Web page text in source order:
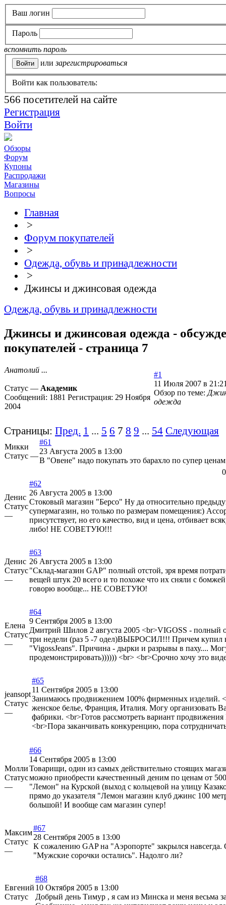
Ваш логин
Пароль
вспомнить пароль
или зарегистрироваться
Войти как пользователь:
566 посетителей на сайте
Регистрация
Войти
Обзоры
Форум
Купоны
Распродажи
Магазины
Вопросы
Главная
>
Форум покупателей
>
Одежда, обувь и принадлежности
>
Джинсы и джинсовая одежда
Одежда, обувь и принадлежности
Джинсы и джинсовая одежда -
покупателей - страница 7
Анатолий ...
Статус — Академик
Сообщений: 1881 Регистрация: 29 Ноября
2004
#1
11 Июля 2007 в
Обзор по теме:
одежда
Страницы: Пред. 1 ... 5 6 7 8 9 ... 54 Следующая
Микки
Статус —
#61
23 Августа 2005 в 13:00
В "Овене" надо покупать это барахло по супер
0
Денис
Статус
—
#62
26 Августа 2005 в 13:00
Стоковый магазин "Берсо" Ну да относительно
супермагазин, но только по размерам помещения:)
присутствует, но его качество, вид и цена, отбивает
либо! НЕ СОВЕТУЮ!!!
Денис
Статус
—
#63
26 Августа 2005 в 13:00
"Склад-магазин GAP" полный отстой, зря время
вещей штук 20 всего и то похоже что их сняли с
говорю вообще... НЕ СОВЕТУЮ!
Елена
Статус
—
#64
9 Сентября 2005 в 13:00
Дмитрий Шилов 2 августа 2005 <br>VIGOSS - полный
три недели (раз 5 -7 одел)ВЫБРОСИЛ!!! Причем купил
"VigossJeans". Причина - дырки и разрывы в паху....
продемонстрировать)))))) <br> <br>Срочно хочу это
jeansopt
Статус
—
#65
11 Сентября 2005 в 13:00
Занимаюсь продвижением 100% фирменных изделий.
женское белье, Франция, Италия. Могу организовать
фабрики. <br>Готов рассмотреть вариант
<br>Пора заканчивать конкуренцию, пора
Mолли
Статус
—
#66
14 Сентября 2005 в 13:00
Товарищи, один из самых действительно стоящих
можно приобрести качественный деним по ценам от
"Лемон" на Курской (выход с кольцевой на улицу
прямо до указателя "Лемон магазин клуб джинс 100
большой! И вообще сам магазин супер!
Максим
Статус
—
#67
28 Сентября 2005 в 13:00
К сожалению GAP на "Аэропорте" закрылся навсегда.
"Мужские сорочки остались". Надолго ли?
Евгений
Статус
#68
10 Октября 2005 в 13:00
Добрый день Тимур , я сам из Минска и меня весьма